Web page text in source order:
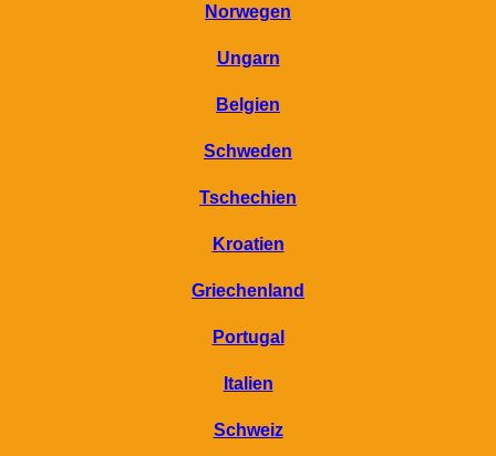
Norwegen
Ungarn
Belgien
Schweden
Tschechien
Kroatien
Griechenland
Portugal
Italien
Schweiz